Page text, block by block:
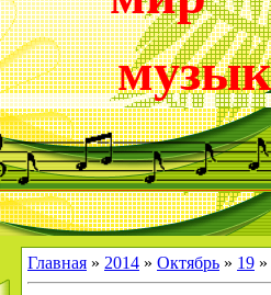
Главная » 2014 » Октябрь » 19